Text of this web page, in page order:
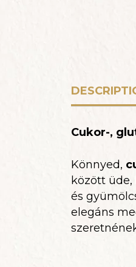
Cukor-,
Könnyed,
között
és
elegáns